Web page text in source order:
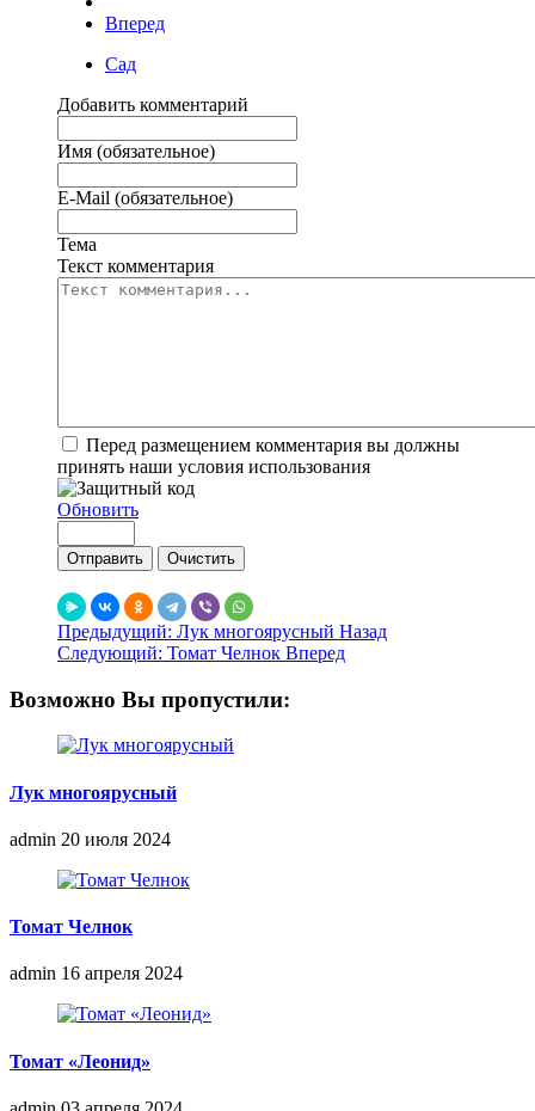
Вперед
Сад
Добавить комментарий
Имя (обязательное)
E-Mail (обязательное)
Тема
Текст комментария
Перед размещением комментария вы должны
принять наши условия использования
Обновить
Отправить Очистить
Предыдущий: Лук многоярусный Назад
Следующий: Томат Челнок Вперед
Возможно Вы пропустили:
Лук многоярусный
admin 20 июля 2024
Томат Челнок
admin 16 апреля 2024
Томат «Леонид»